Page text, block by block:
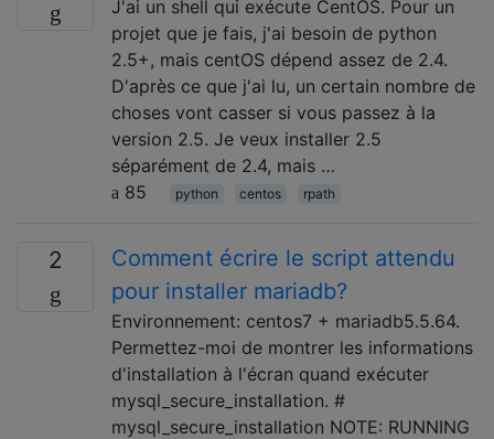
J'ai un shell qui exécute CentOS. Pour un
projet que je fais, j'ai besoin de python
2.5+, mais centOS dépend assez de 2.4.
D'après ce que j'ai lu, un certain nombre de
choses vont casser si vous passez à la
version 2.5. Je veux installer 2.5
séparément de 2.4, mais …
85
python centos rpath
2
Comment écrire le script attendu
pour installer mariadb?
Environnement: centos7 + mariadb5.5.64.
Permettez-moi de montrer les informations
d'installation à l'écran quand exécuter
mysql_secure_installation. #
mysql_secure_installation NOTE: RUNNING